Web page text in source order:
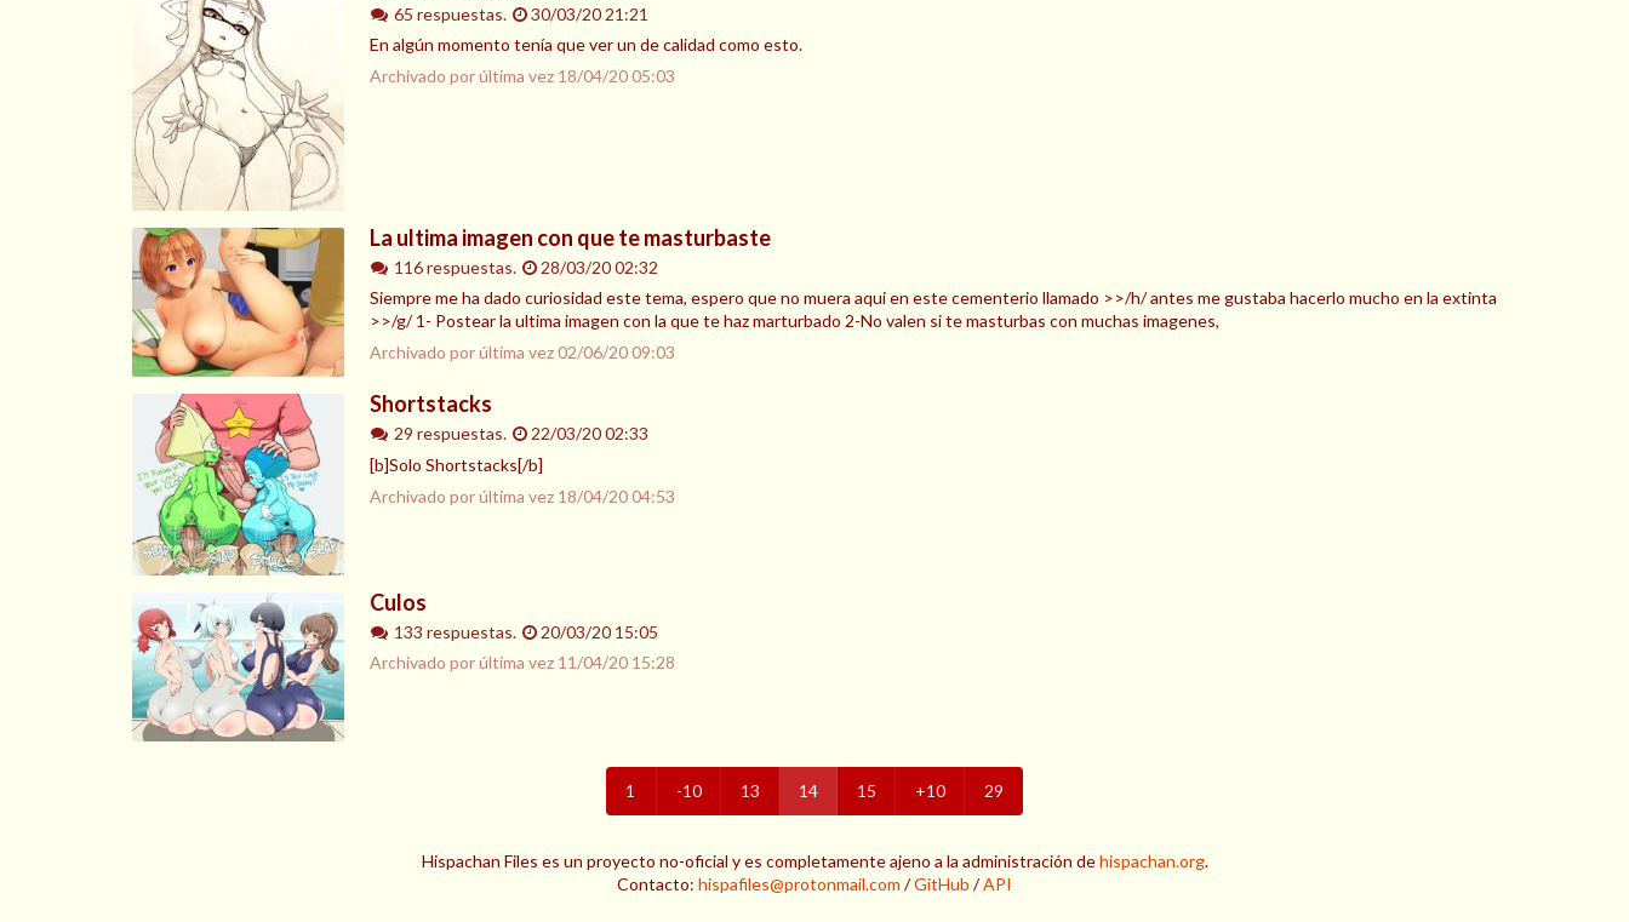
65 respuestas.
30/03/20 21:21
En algún momento tenía que ver un de calidad como esto.
Archivado por última vez 18/04/20 05:03
La ultima imagen con que te masturbaste
116 respuestas.
28/03/20 02:32
Siempre me ha dado curiosidad este tema, espero que no muera aqui en este cementerio llamado >>/h/ antes me gustaba hacerlo mucho en la extinta
>>/g/ 1- Postear la ultima imagen con la que te haz marturbado 2-No valen si te masturbas con muchas imagenes,
Archivado por última vez02/06/20 09:03
Shortstacks
29 respuestas.
22/03/20 02:33
[b]Solo Shortstacks[/b]
Archivado por última vez 18/04/20 04:53
Culos
133 respuestas.
20/03/20 15:05
Archivado por última vez 11/04/20 15:28
1 -10 13 14 15 +10 29
Hispachan Files es un proyecto no-oficial y es completamente ajeno a la administración dehispachan.org.
Contacto: hispafiles@protonmail.com /GitHub /API